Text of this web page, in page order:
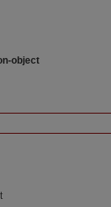
object